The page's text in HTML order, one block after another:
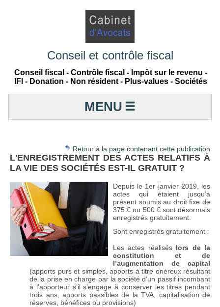
Conseil et contrôle fiscal
Conseil fiscal - Contrôle fiscal - Impôt sur le revenu -
IFI - Donation - Non résident - Plus-values - Sociétés
MENU
Retour à la page contenant cette publication
L'ENREGISTREMENT DES ACTES RELATIFS À
LA VIE DES SOCIÉTÉS EST-IL GRATUIT ?
Depuis le 1er janvier 2019, les
actes qui étaient jusqu’à
présent soumis au droit fixe de
375 € ou 500 € sont désormais
enregistrés gratuitement.
Sont enregistrés gratuitement :
Les actes réalisés lors de la
constitution et de
l’augmentation de capital
(apports purs et simples, apports à titre onéreux résultant
de la prise en charge par la société d’un passif incombant
à l’apporteur s’il s’engage à conserver les titres pendant
trois ans, apports passibles de la TVA, capitalisation de
réserves, bénéfices ou provisions)